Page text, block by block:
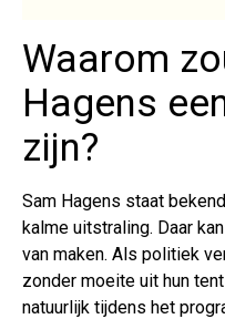
Waarom
Hagens
zijn?
Sam Hagens staat
kalme uitstraling. Daar
van maken. Als politiek
zonder moeite uit hun
natuurlijk tijdens het